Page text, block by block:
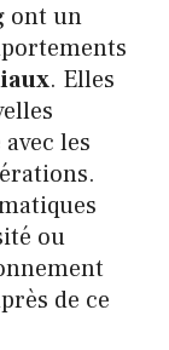
ont un
. Elles
les
ou
de ce